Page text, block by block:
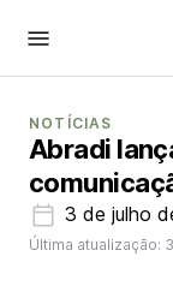
NOTÍCIAS
Abradi
3 de julho
Última atualização: